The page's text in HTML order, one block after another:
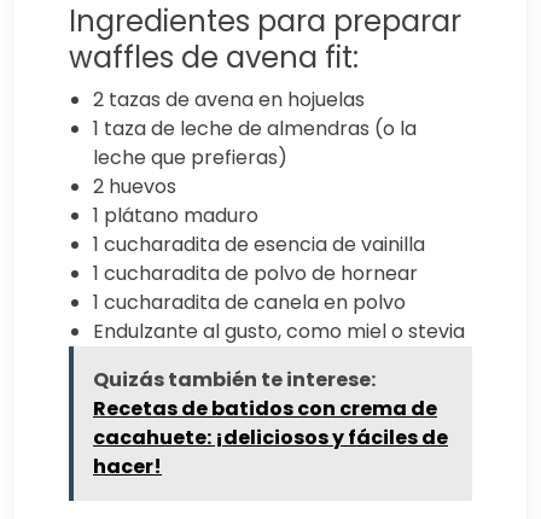
Ingredientes para preparar
waffles de avena fit:
2 tazas de avena en hojuelas
1 taza de leche de almendras (o la
leche que prefieras)
2 huevos
1 plátano maduro
1 cucharadita de esencia de vainilla
1 cucharadita de polvo de hornear
1 cucharadita de canela en polvo
Endulzante al gusto, como miel o stevia
Quizás también te interese:
Recetas de batidos con crema de
cacahuete: ¡deliciosos y fáciles de
hacer!